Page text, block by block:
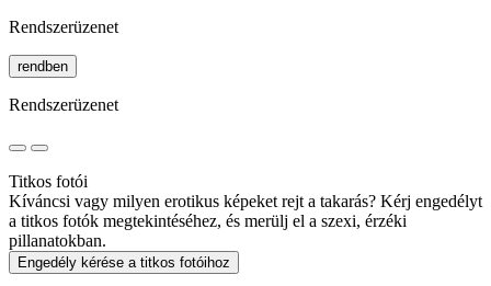
Rendszerüzenet
rendben
Rendszerüzenet
Titkos fotói
Kíváncsi vagy milyen erotikus képeket rejt a takarás? Kérj engedélyt
a titkos fotók megtekintéséhez, és merülj el a szexi, érzéki
pillanatokban.
Engedély kérése a titkos fotóihoz